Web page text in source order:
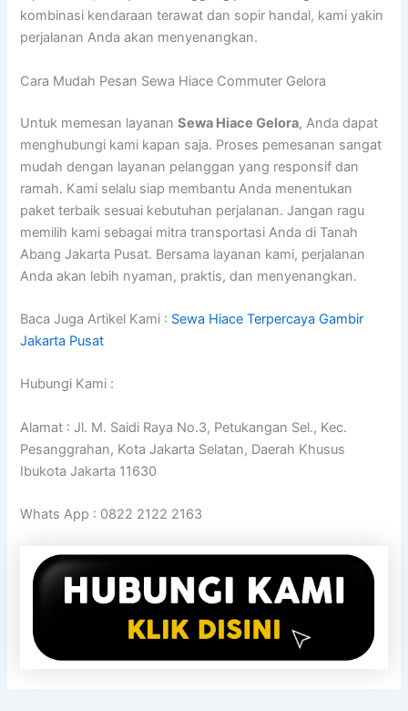
kombinasi kendaraan terawat dan sopir handal, kami yakin
perjalanan Anda akan menyenangkan.
Cara Mudah Pesan Sewa Hiace Commuter Gelora
Untuk memesan layananSewa Hiace Gelora, Anda dapat
menghubungi kami kapan saja. Proses pemesanan sangat
mudah dengan layanan pelanggan yang responsif dan
ramah. Kami selalu siap membantu Anda menentukan
paket terbaik sesuai kebutuhan perjalanan. Jangan ragu
memilih kami sebagai mitra transportasi Anda di Tanah
Abang Jakarta Pusat. Bersama layanan kami, perjalanan
Anda akan lebih nyaman, praktis, dan menyenangkan.
Baca Juga Artikel Kami : Sewa Hiace Terpercaya Gambir
Jakarta Pusat
Hubungi Kami :
Alamat : Jl. M. Saidi Raya No.3, Petukangan Sel., Kec.
Pesanggrahan, Kota Jakarta Selatan, Daerah Khusus
Ibukota Jakarta 11630
Whats App : 0822 2122 2163